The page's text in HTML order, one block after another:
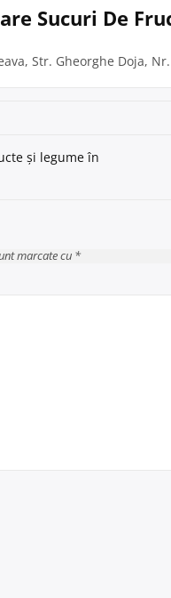
Sucuri De
Str. Gheorghe Doja,
și legume în
marcate cu *